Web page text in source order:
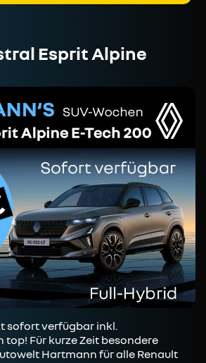
Esprit Alpine
sofort verfügbar inkl.
Für kurze Zeit besondere
Hartmann für alle Renault